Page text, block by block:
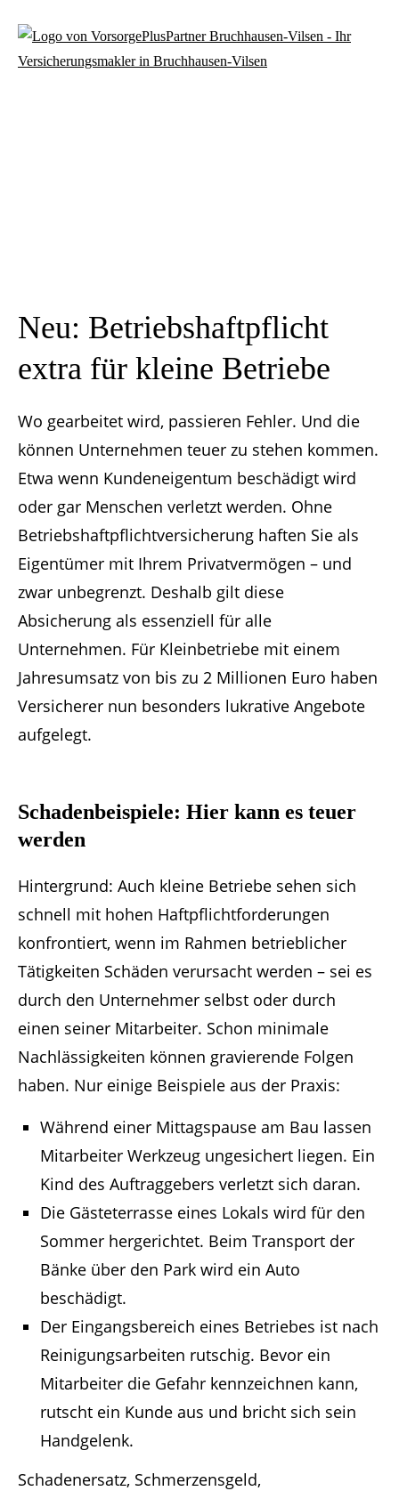
Neu: Betriebshaft­pflicht
extra für kleine Betriebe
Wo gearbeitet wird, passieren Fehler. Und die
können Unternehmen teuer zu stehen kommen.
Etwa wenn Kundeneigentum beschädigt wird
oder gar Menschen verletzt werden. Ohne
Betriebshaftpflichtversicherung haften Sie als
Eigentümer mit Ihrem Privatvermögen – und
zwar unbegrenzt. Deshalb gilt diese
Absicherung als essenziell für alle
Unternehmen. Für Kleinbetriebe mit einem
Jahresumsatz von bis zu 2 Millionen Euro haben
Versicherer nun besonders lukrative Angebote
aufgelegt.
Schadenbeispiele: Hier kann es teuer
werden
Hintergrund: Auch kleine Betriebe sehen sich
schnell mit hohen Haftpflichtforderungen
konfrontiert, wenn im Rahmen betrieblicher
Tätigkeiten Schäden verursacht werden – sei es
durch den Unternehmer selbst oder durch
einen seiner Mitarbeiter. Schon minimale
Nachlässigkeiten können gravierende Folgen
haben. Nur einige Beispiele aus der Praxis:
Während einer Mittagspause am Bau lassen
Mitarbeiter Werkzeug ungesichert liegen. Ein
Kind des Auftraggebers verletzt sich daran.
Die Gästeterrasse eines Lokals wird für den
Sommer hergerichtet. Beim Transport der
Bänke über den Park wird ein Auto
beschädigt.
Der Eingangsbereich eines Betriebes ist nach
Reinigungsarbeiten rutschig. Bevor ein
Mitarbeiter die Gefahr kennzeichnen kann,
rutscht ein Kunde aus und bricht sich sein
Handgelenk.
Schadenersatz, Schmerzensgeld,